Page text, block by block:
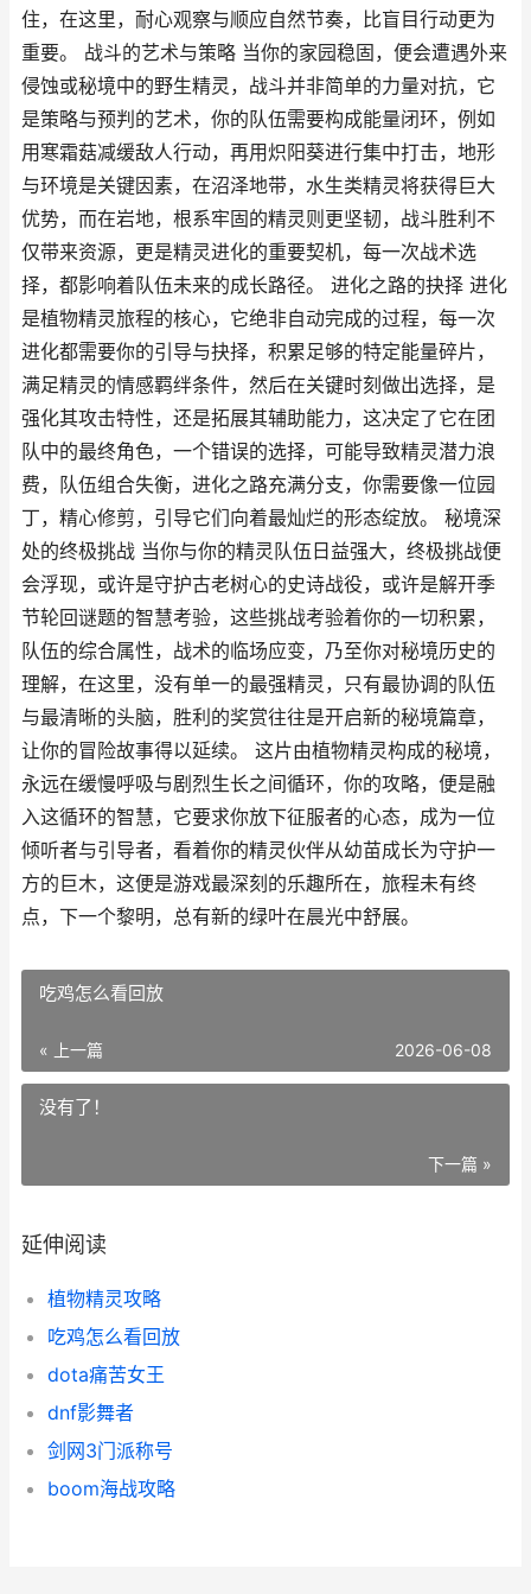
住，在这里，耐心观察与顺应自然节奏，比盲目行动更为
重要。 战斗的艺术与策略 当你的家园稳固，便会遭遇外来
侵蚀或秘境中的野生精灵，战斗并非简单的力量对抗，它
是策略与预判的艺术，你的队伍需要构成能量闭环，例如
用寒霜菇减缓敌人行动，再用炽阳葵进行集中打击，地形
与环境是关键因素，在沼泽地带，水生类精灵将获得巨大
优势，而在岩地，根系牢固的精灵则更坚韧，战斗胜利不
仅带来资源，更是精灵进化的重要契机，每一次战术选
择，都影响着队伍未来的成长路径。 进化之路的抉择 进化
是植物精灵旅程的核心，它绝非自动完成的过程，每一次
进化都需要你的引导与抉择，积累足够的特定能量碎片，
满足精灵的情感羁绊条件，然后在关键时刻做出选择，是
强化其攻击特性，还是拓展其辅助能力，这决定了它在团
队中的最终角色，一个错误的选择，可能导致精灵潜力浪
费，队伍组合失衡，进化之路充满分支，你需要像一位园
丁，精心修剪，引导它们向着最灿烂的形态绽放。 秘境深
处的终极挑战 当你与你的精灵队伍日益强大，终极挑战便
会浮现，或许是守护古老树心的史诗战役，或许是解开季
节轮回谜题的智慧考验，这些挑战考验着你的一切积累，
队伍的综合属性，战术的临场应变，乃至你对秘境历史的
理解，在这里，没有单一的最强精灵，只有最协调的队伍
与最清晰的头脑，胜利的奖赏往往是开启新的秘境篇章，
让你的冒险故事得以延续。 这片由植物精灵构成的秘境，
永远在缓慢呼吸与剧烈生长之间循环，你的攻略，便是融
入这循环的智慧，它要求你放下征服者的心态，成为一位
倾听者与引导者，看着你的精灵伙伴从幼苗成长为守护一
方的巨木，这便是游戏最深刻的乐趣所在，旅程未有终
点，下一个黎明，总有新的绿叶在晨光中舒展。
吃鸡怎么看回放
« 上一篇 2026-06-08
没有了！
下一篇 »
延伸阅读
植物精灵攻略
吃鸡怎么看回放
dota痛苦女王
dnf影舞者
剑网3门派称号
boom海战攻略